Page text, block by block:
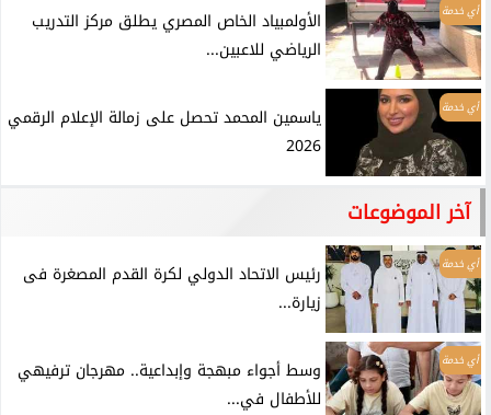
أي خدمة
الأولمبياد الخاص المصري يطلق مركز التدريب
الرياضي للاعبين...
أي خدمة
ياسمين المحمد تحصل على زمالة الإعلام الرقمي
2026
آخر الموضوعات
أي خدمة
رئيس الاتحاد الدولي لكرة القدم المصغرة فى
زيارة...
أي خدمة
وسط أجواء مبهجة وإبداعية.. مهرجان ترفيهي
للأطفال في...